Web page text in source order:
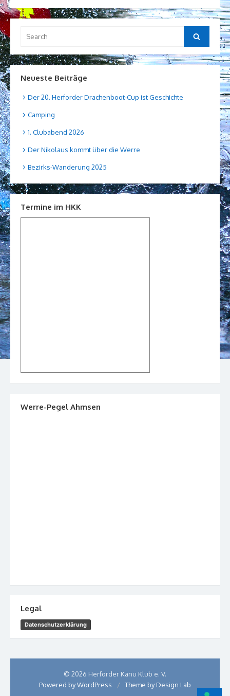
for:
Search
Neueste Beiträge
Der 20. Herforder Drachenboot-Cup ist Geschichte
Camping
1. Clubabend 2026
Der Nikolaus kommt über die Werre
Bezirks-Wanderung 2025
Termine im HKK
Werre-Pegel Ahmsen
Legal
Datenschutzerklärung
© 2026 Herforder Kanu Klub e. V.
Powered by WordPress
/ Theme by Design Lab